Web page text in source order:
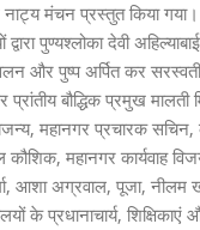
मंचन प्रस्तुत किया गया।
पुण्यश्लोका देवी
और पुष्प अर्पित कर
बौद्धिक प्रमुख मालती
महानगर प्रचारक सचिन,
महानगर कार्यवाह
आशा अग्रवाल, पूजा,
के प्रधानाचार्य,